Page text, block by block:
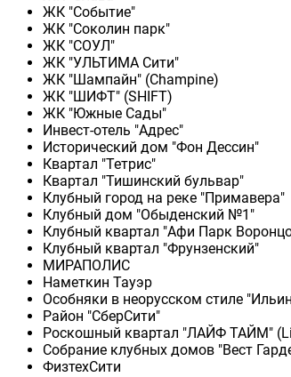
ЖК "Событие"
ЖК "Соколин парк"
ЖК "СОУЛ"
ЖК "УЛЬТИМА Сити"
ЖК "Шампайн" (Champine)
ЖК "ШИФТ" (SHIFT)
ЖК "Южные Сады"
Инвест-отель "Адрес"
Исторический дом "Фон Дессин"
Квартал "Тетрис"
Квартал "Тишинский бульвар"
Клубный город на реке "Примавера"
Клубный дом "Обыденский №1"
Клубный квартал "Афи Парк
Клубный квартал "Фрунзенский"
МИРАПОЛИС
Наметкин Тауэр
Особняки в неорусском стиле
Район "СберСити"
Роскошный квартал "ЛАЙФ ТАЙМ"
Собрание клубных домов "Вест
ФизтехСити